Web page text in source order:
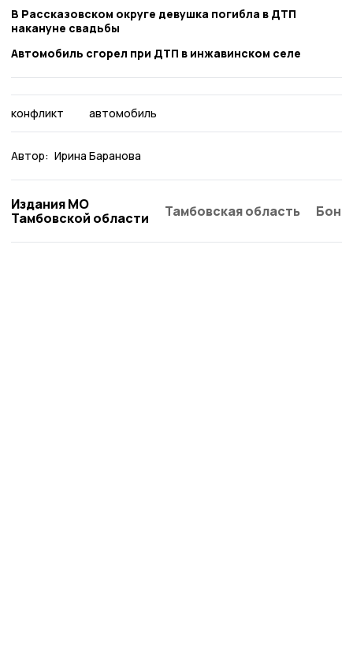
В Рассказовском округе девушка погибла в ДТП
накануне свадьбы
Автомобиль сгорел при ДТП в инжавинском селе
конфликт автомобиль
Автор: Ирина Баранова
Издания МО
Тамбовской области
Тамбовская область